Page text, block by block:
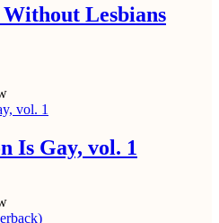
Lesbians
Is Gay, vol. 1